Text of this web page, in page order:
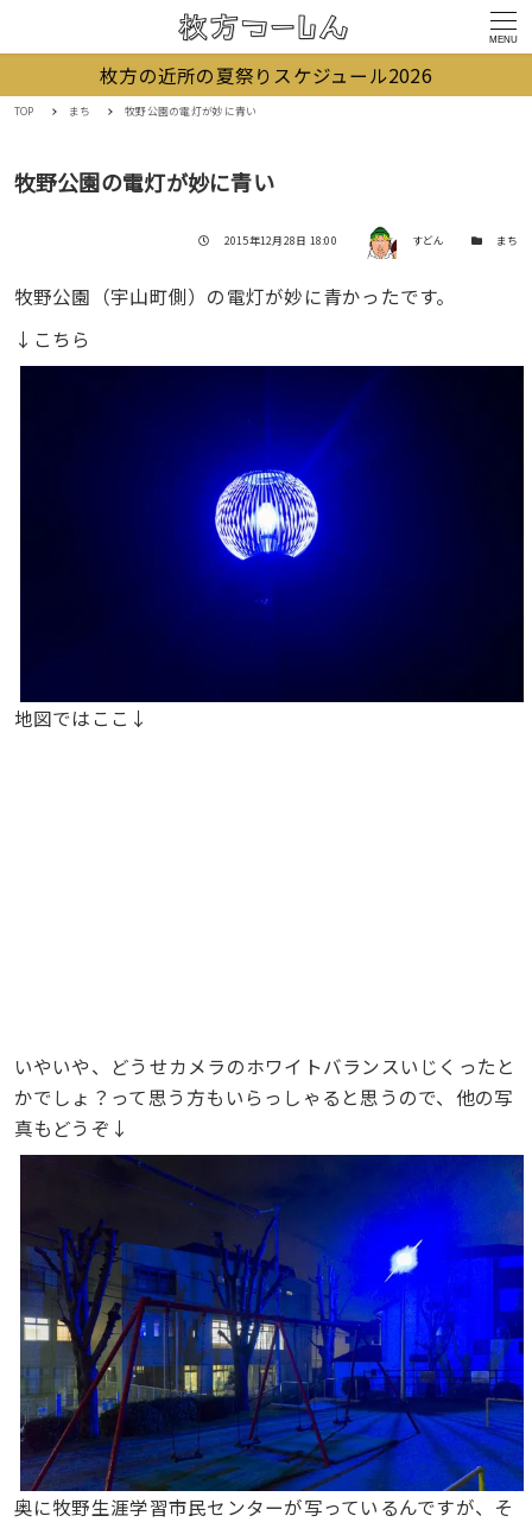
MENU
枚方の近所の夏祭りスケジュール2026
TOP まち 牧野公園の電灯が妙に青い
牧野公園の電灯が妙に青い
投稿日
2015年12月28日 18:00 著者 すどん カテゴリー
まち
牧野公園（宇山町側）の電灯が妙に青かったです。
↓こちら
地図ではここ↓
いやいや、どうせカメラのホワイトバランスいじくったと
かでしょ？って思う方もいらっしゃると思うので、他の写
真もどうぞ↓
奥に牧野生涯学習市民センターが写っているんですが、そ